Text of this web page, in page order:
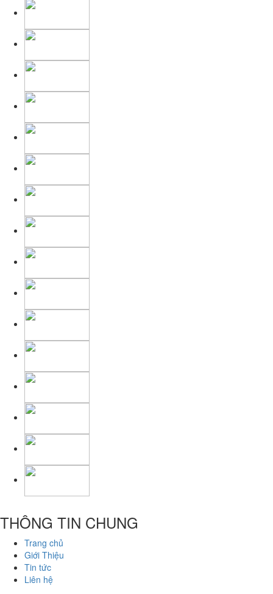
THÔNG TIN CHUNG
Trang chủ
Giới Thiệu
Tin tức
Liên hệ